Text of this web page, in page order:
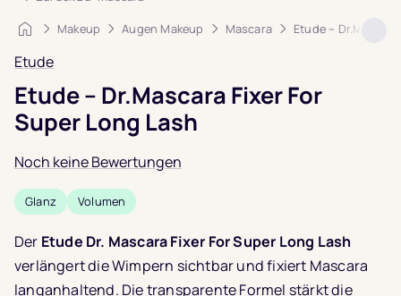
Startseite
Makeup Augen Makeup Mascara Etude –
Etude
Etude – Dr.Mascara Fixer For
Super Long Lash
Noch keine Bewertungen
Glanz Volumen
Der Etude Dr. Mascara Fixer For Super Long Lash
verlängert die Wimpern sichtbar und fixiert Mascara
langanhaltend. Die transparente Formel stärkt die